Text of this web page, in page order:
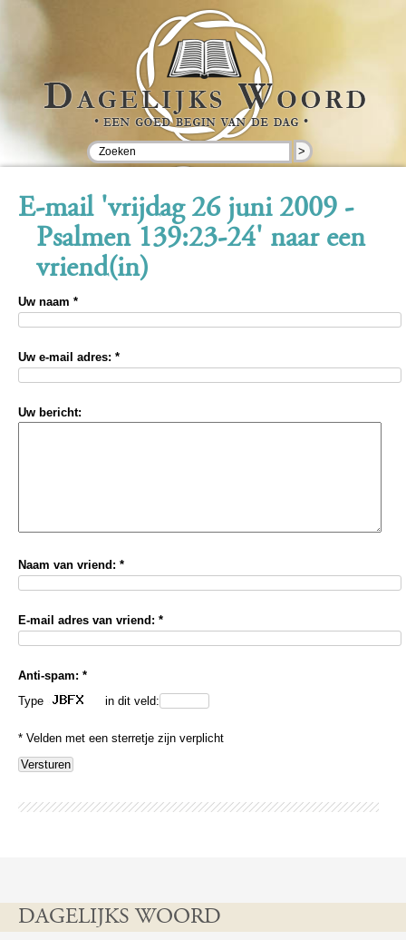
>
E-mail 'vrijdag 26 juni 2009 -
Psalmen 139:23-24' naar een
vriend(in)
Uw naam *
Uw e-mail adres: *
Uw bericht:
Naam van vriend: *
E-mail adres van vriend: *
Anti-spam: *
Type
in dit veld:
* Velden met een sterretje zijn verplicht
DAGELIJKS WOORD